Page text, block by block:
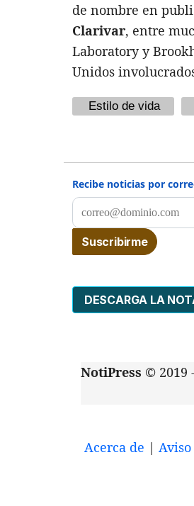
de nombre en
Clarivar, entre
Laboratory y
Unidos
Estilo de vida
Recibe noticias por
DESCARGA LA
NotiPress © 2019
Acerca de |